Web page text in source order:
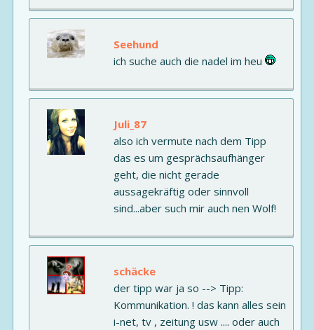
Seehund
ich suche auch die nadel im heu
Juli_87
also ich vermute nach dem Tipp
das es um gesprächsaufhänger
geht, die nicht gerade
aussagekräftig oder sinnvoll
sind...aber such mir auch nen Wolf!
schäcke
der tipp war ja so --> Tipp:
Kommunikation. ! das kann alles sein
i-net, tv , zeitung usw .... oder auch